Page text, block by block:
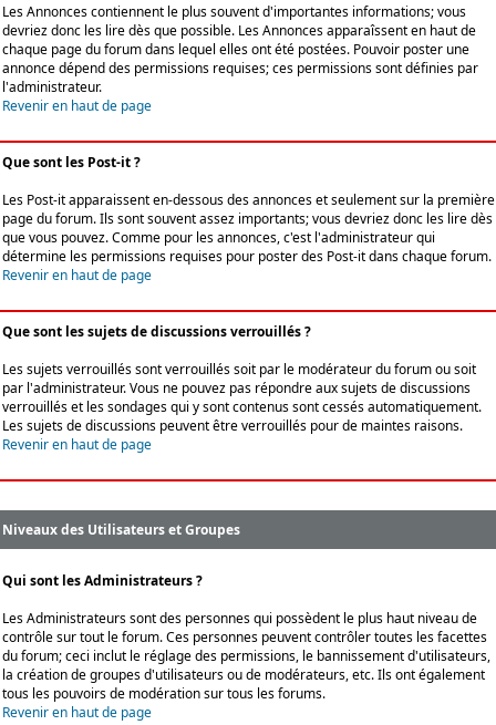
Les Annonces contiennent le plus souvent d'importantes informations; vous
devriez donc les lire dès que possible. Les Annonces apparaîssent en haut de
chaque page du forum dans lequel elles ont été postées. Pouvoir poster une
annonce dépend des permissions requises; ces permissions sont définies par
l'administrateur.
Revenir en haut de page
Que sont les Post-it ?
Les Post-it apparaissent en-dessous des annonces et seulement sur la première
page du forum. Ils sont souvent assez importants; vous devriez donc les lire dès
que vous pouvez. Comme pour les annonces, c'est l'administrateur qui
détermine les permissions requises pour poster des Post-it dans chaque forum.
Revenir en haut de page
Que sont les sujets de discussions verrouillés ?
Les sujets verrouillés sont verrouillés soit par le modérateur du forum ou soit
par l'administrateur. Vous ne pouvez pas répondre aux sujets de discussions
verrouillés et les sondages qui y sont contenus sont cessés automatiquement.
Les sujets de discussions peuvent être verrouillés pour de maintes raisons.
Revenir en haut de page
Niveaux des Utilisateurs et Groupes
Qui sont les Administrateurs ?
Les Administrateurs sont des personnes qui possèdent le plus haut niveau de
contrôle sur tout le forum. Ces personnes peuvent contrôler toutes les facettes
du forum; ceci inclut le réglage des permissions, le bannissement d'utilisateurs,
la création de groupes d'utilisateurs ou de modérateurs, etc. Ils ont également
tous les pouvoirs de modération sur tous les forums.
Revenir en haut de page